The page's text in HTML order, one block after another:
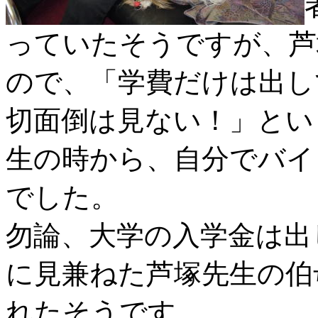
っていたそうですが、
ので、「学費だけは出
切面倒は見ない！」と
生の時から、自分でバ
でした。
勿論、大学の入学金は
に見兼ねた芦塚先生の